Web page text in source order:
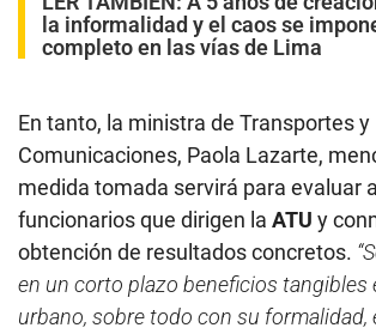
la informalidad y el caos se
completo en las vías de Lima
En tanto, la ministra de Transportes y
Comunicaciones, Paola Lazarte,
medida tomada servirá para evaluar
funcionarios que dirigen la ATU y
obtención de resultados concretos.
en un corto plazo beneficios tangibles
urbano, sobre todo con su formalidad,